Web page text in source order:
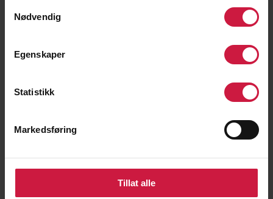
Nødvendig
Egenskaper
Statistikk
Markedsføring
Tillat alle